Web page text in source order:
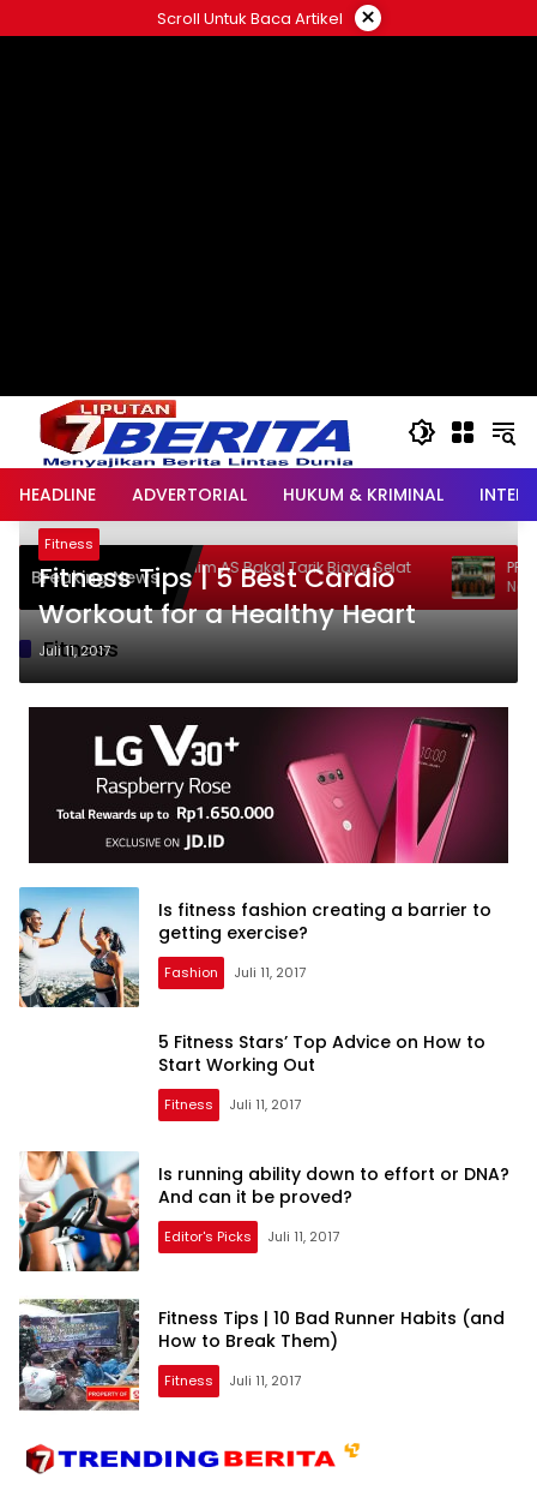
ke
Scroll Untuk Baca Artikel ×
HEADLINE ADVERTORIAL HUKUM & KRIMINAL
Breaking News
Trump Klaim AS Bakal Tarik Biaya Selat
Hormuz
PPP AD
Nahkoda
2026-2031
Fitness
Fitness
Fitness Tips | 5 Best Cardio
Workout for a Healthy Heart
Juli 11, 2017
Is fitness fashion creating a barrier to
getting exercise?
Fashion Juli 11, 2017
5 Fitness Stars’ Top Advice on How to
Start Working Out
Fitness Juli 11, 2017
Is running ability down to effort or DNA?
And can it be proved?
Editor's Picks Juli 11, 2017
Fitness Tips | 10 Bad Runner Habits (and
How to Break Them)
Fitness Juli 11, 2017